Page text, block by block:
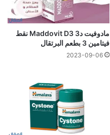
مادوفيت د3 Maddovit D3 نقط
فيتامين 3 بطعم البرتقال
2023-09-06